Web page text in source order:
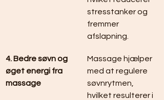
stresstanker og
fremmer
afslapning.
4. Bedre søvn og
øget energi fra
massage
Massage hjælper
med at regulere
søvnrytmen,
hvilket resulterer i